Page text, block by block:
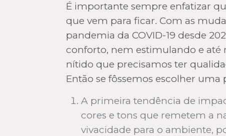
É importante sempre enfatizar
que vem para ficar. Com as
pandemia da COVID-19 desde
conforto, nem estimulando e até
nítido que precisamos ter
Então se fôssemos escolher uma
A primeira tendência de
cores e tons que remetem a
vivacidade para o ambiente,